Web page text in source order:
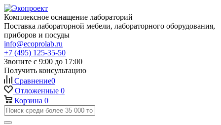
Комплексное оснащение лабораторий
Поставка лабораторной мебели, лабораторного оборудования,
приборов и посуды
info@ecoprolab.ru
+7 (495) 125-35-50
Звоните с 9:00 до 17:00
Получить консультацию
Сравнение0
Отложенные 0
Корзина 0